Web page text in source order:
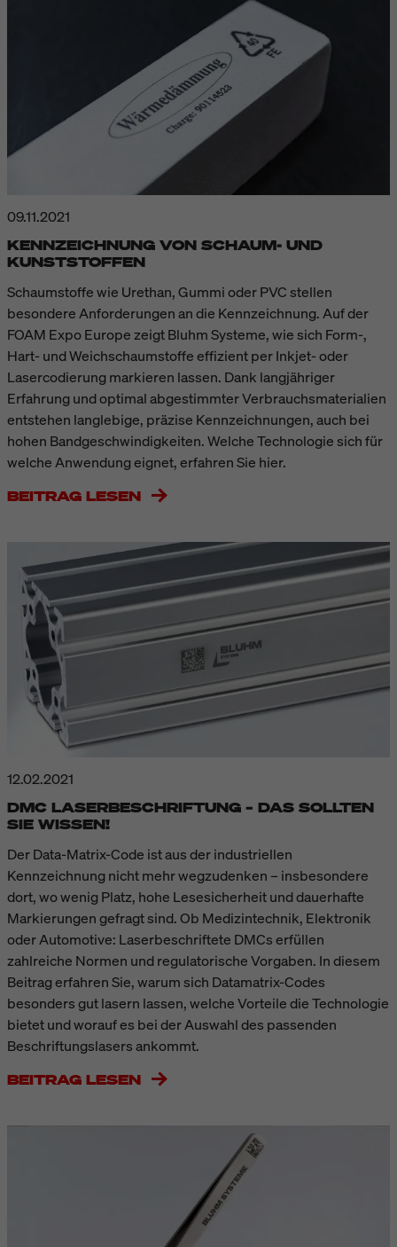
09.11.2021
KENNZEICHNUNG VON SCHAUM- UND
KUNSTSTOFFEN
Schaumstoffe wie Urethan, Gummi oder PVC stellen
besondere Anforderungen an die Kennzeichnung. Auf der
FOAM Expo Europe zeigt Bluhm Systeme, wie sich Form-,
Hart- und Weichschaumstoffe effizient per Inkjet- oder
Lasercodierung markieren lassen. Dank langjähriger
Erfahrung und optimal abgestimmter Verbrauchsmaterialien
entstehen langlebige, präzise Kennzeichnungen, auch bei
hohen Bandgeschwindigkeiten. Welche Technologie sich für
welche Anwendung eignet, erfahren Sie hier.
BEITRAG LESEN
12.02.2021
DMC LASERBESCHRIFTUNG – DAS SOLLTEN
SIE WISSEN!
Der Data-Matrix-Code ist aus der industriellen
Kennzeichnung nicht mehr wegzudenken – insbesondere
dort, wo wenig Platz, hohe Lesesicherheit und dauerhafte
Markierungen gefragt sind. Ob Medizintechnik, Elektronik
oder Automotive: Laserbeschriftete DMCs erfüllen
zahlreiche Normen und regulatorische Vorgaben. In diesem
Beitrag erfahren Sie, warum sich Datamatrix-Codes
besonders gut lasern lassen, welche Vorteile die Technologie
bietet und worauf es bei der Auswahl des passenden
Beschriftungslasers ankommt.
BEITRAG LESEN